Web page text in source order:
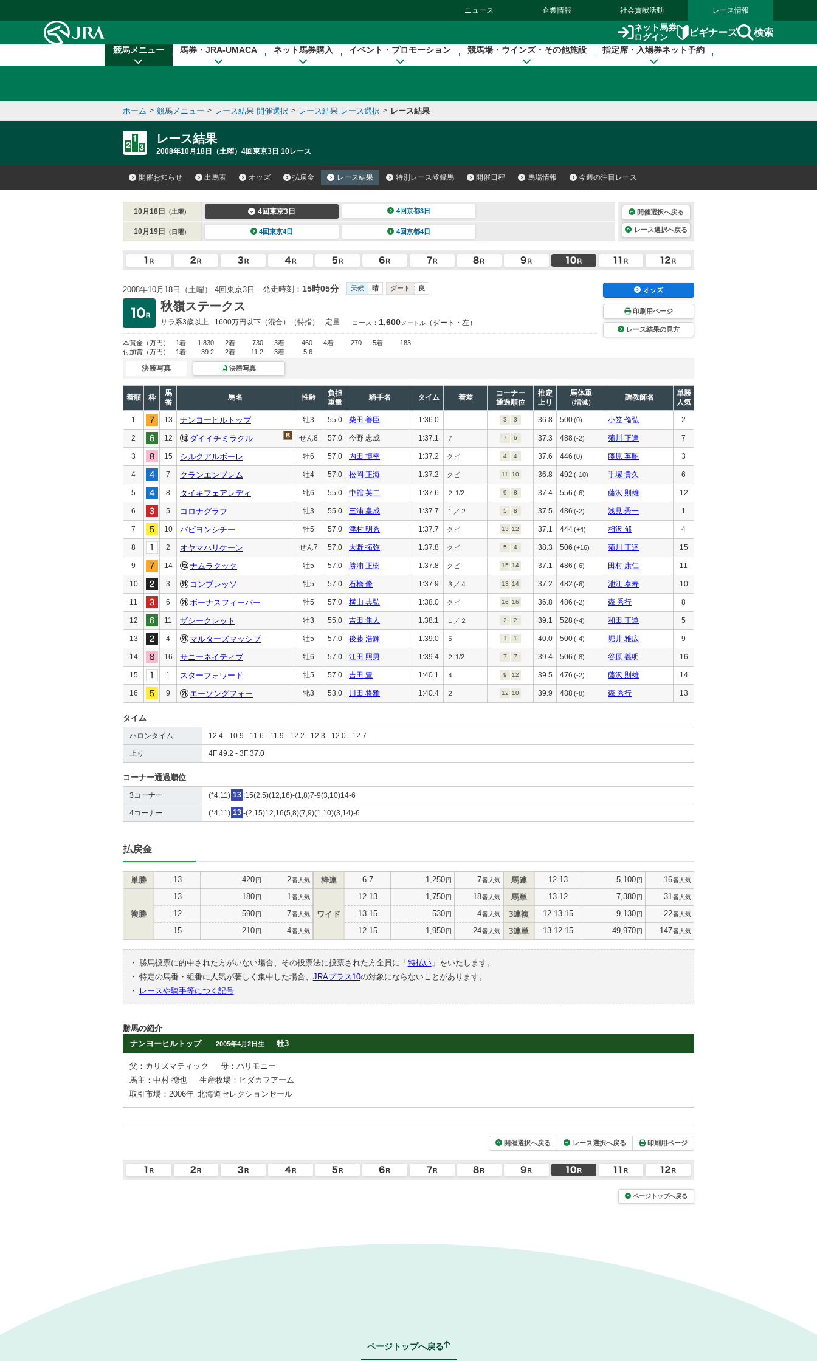
ニュース 企業情報 社会貢献活動 レース情報
ネット馬券
ログイン
ビギナーズ 検索
競馬メニュー 馬券・JRA-UMACA ネット馬券購入 イベント・プロモーション 競馬場・ウインズ・その他施設 指定席・入場券ネット予約
ホーム > 競馬メニュー > レース結果 開催選択 > レース結果 レース選択 > レース結果
レース結果
2008年10月18日（土曜）4回東京3日 10レース
開催お知らせ 出馬表 オッズ 払戻金 レース結果 特別レース登録馬 開催日程 馬場情報 今週の注目レース
10月18日 （土曜） 4回東京3日 4回京都3日
10月19日 （日曜） 4回東京4日 4回京都4日
開催選択へ戻る
レース選択へ戻る
2008年10月18日（土曜） 4回東京3日 発走時刻： 15時05分 天候 晴 ダート 良
秋嶺ステークス
サラ系3歳以上 1600万円以下 （混合）（特指） 定量 コース： 1,600 メートル （ダート・左）
本賞金 （万円） 1着 1,830 2着 730 3着 460 4着 270 5着
183
付加賞 （万円） 1着 39.2 2着 11.2 3着 5.6
オッズ
印刷用ページ
レース結果の見方
決勝写真 決勝写真
着順 枠
馬
番
馬名 性齢
負担
重量
騎手名 タイム 着差
コーナー
通過順位
推定
上り
馬体重
（増減）
調教師名
単勝
人気
1 13 ナンヨーヒルトップ 牡3 55.0 柴田 善臣 1:36.0 3 3 36.8 500(0) 小笠 倫弘 2
2 12 ダイイチミラクル せん8 57.0 今野 忠成 1:37.1 ７ 7 6 37.3 488 (-2) 菊川 正達 7
3 15 シルクアルボーレ 牡6 57.0 内田 博幸 1:37.2 クビ 4 4 37.6 446 (0) 藤原 英昭 3
4 7 クランエンブレム 牡4 57.0 松岡 正海 1:37.2 クビ 11 10 36.8 492 (-10) 手塚 貴久 6
5 8 タイキフェアレディ 牝6 55.0 中舘 英二 1:37.6 ２ 1/2 9 8 37.4 556 (-6) 藤沢 則雄 12
6 5 コロナグラフ 牡3 55.0 三浦 皇成 1:37.7 １／２ 5 8 37.5 486 (-2) 浅見 秀一 1
7 10 パピヨンシチー 牡5 57.0 津村 明秀 1:37.7 クビ 13 12 37.1 444(+4) 相沢 郁 4
8 2 オヤマハリケーン せん7 57.0 大野 拓弥 1:37.8 クビ 5 4 38.3 506 (+16) 菊川 正達 15
9 14 ナムラクック 牡5 57.0 勝浦 正樹 1:37.8 クビ 15 14 37.1 486 (-6) 田村 康仁 11
10 3 コンプレッソ 牡5 57.0 石橋 脩 1:37.9 ３／４ 13 14 37.2 482 (-6) 池江 泰寿 10
11 6 ボーナスフィーバー 牡5 57.0 横山 典弘 1:38.0 クビ 16 16 36.8 486 (-2) 森 秀行 8
12 11 ザシークレット 牡3 55.0 吉田 隼人 1:38.1 １／２ 2 2 39.1 528 (-4) 和田 正道 5
13 4 マルターズマッシブ 牡5 57.0 後藤 浩輝 1:39.0 ５ 1 1 40.0 500(-4) 堀井 雅広 9
14 16 サニーネイティブ 牡6 57.0 江田 照男 1:39.4 ２ 1/2 7 7 39.4 506 (-8) 谷原 義明 16
15 1 スターフォワード 牡5 57.0 吉田 豊 1:40.1 ４ 9 12 39.5 476 (-2) 藤沢 則雄 14
16 9 エーソングフォー 牝3 53.0 川田 将雅 1:40.4 ２ 12 10 39.9 488 (-8) 森 秀行 13
タイム
ハロンタイム 12.4 - 10.9 - 11.6 - 11.9 - 12.2 - 12.3 - 12.0 - 12.7
上り 4F 49.2 - 3F 37.0
コーナー通過順位
3コーナー (*4,11) 13 ,15(2,5)(12,16)-(1,8)7-9(3,10)14-6
4コーナー (*4,11) 13 -(2,15)12,16(5,8)(7,9)(1,10)(3,14)-6
払戻金
単勝 13 420円 2番人気
複勝
13 180円 1 番人気
12 590円 7番人気
15 210円 4番人気
枠連 6-7 1,250円 7番人気
ワイド
12-13 1,750円 18番人気
13-15 530円 4番人気
12-15 1,950円 24番人気
馬連 12-13 5,100円 16番人気
馬単 13-12 7,380円 31 番人気
3連複 12-13-15 9,130円 22番人気
3連単 13-12-15 49,970円 147番人気
・ 勝馬投票に的中された方がいない場合、その投票法に投票された方全員に「 特払い」をいたします。
・ 特定の馬番・組番に人気が著しく集中した場合、 JRAプラス10の対象にならないことがあります。
・
レースや騎手等につく記号
勝馬の紹介
ナンヨーヒルトップ
2005年4月2日生 牡3
父：カリズマティック
母：パリモニー
馬主：中村 德也
生産牧場：ヒダカフアーム
取引市場：2006年 北海道セレクションセール
開催選択へ戻る レース選択へ戻る 印刷用ページ
ページトップへ戻る
ページトップへ戻る